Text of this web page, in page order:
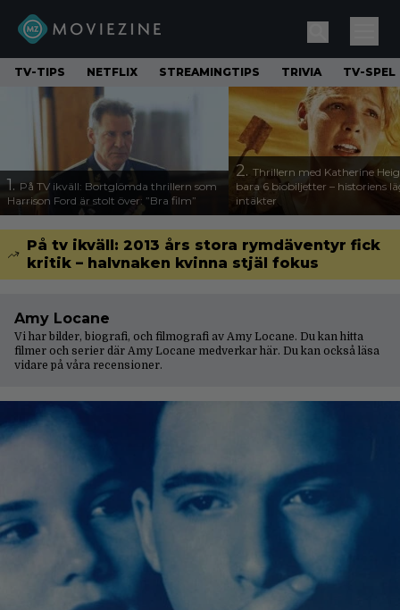
TV-TIPS NETFLIX STREAMINGTIPS TRIVIA TV-SPEL
1. På TV ikväll: Bortglömda thrillern som
Harrison Ford är stolt över: ”Bra film”
2. Thrillern med Katherine
bara 6 biobiljetter – historiens
intäkter
På tv ikväll: 2013 års stora rymdäventyr fick
kritik – halvnaken kvinna stjäl fokus
Amy Locane
Vi har bilder, biografi, och filmografi av Amy Locane. Du kan hitta
filmer och serier där Amy Locane medverkar här. Du kan också läsa
vidare på våra recensioner.